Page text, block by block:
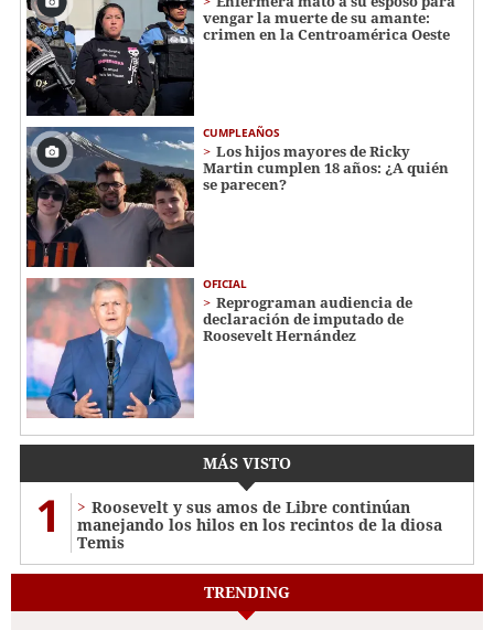
vengar la muerte de su amante:
crimen en la Centroamérica Oeste
CUMPLEAÑOS
Los hijos mayores de Ricky
Martin cumplen 18 años: ¿A quién
se parecen?
OFICIAL
Reprograman audiencia de
declaración de imputado de
Roosevelt Hernández
MÁS VISTO
1
Roosevelt y sus amos de Libre continúan
manejando los hilos en los recintos de la diosa
Temis
TRENDING